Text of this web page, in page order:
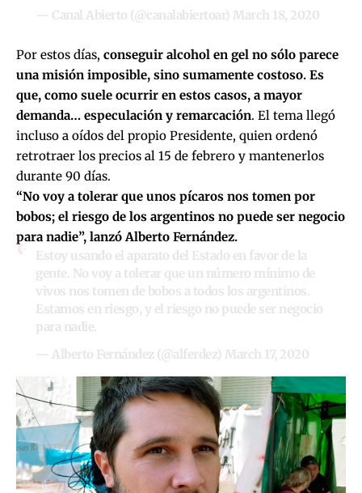
— Canal Abierto (@canalabiertoar) March 18, 2020
Por estos días, conseguir alcohol en gel no sólo parece
una misión imposible, sino sumamente costoso. Es
que, como suele ocurrir en estos casos, a mayor
demanda… especulación y remarcación. El tema llegó
incluso a oídos del propio Presidente, quien ordenó
retrotraer los precios al 15 de febrero y mantenerlos
durante 90 días.
“No voy a tolerar que unos pícaros nos tomen por
bobos; el riesgo de los argentinos no puede ser negocio
para nadie”, lanzó Alberto Fernández.
Estoy usando el aparato del Estado en favor de la
gente. No voy a tolerar que un número mínimo de
vivos nos tomen de bobos a todos los argentinos.
Estamos en riesgo, y el riesgo no puede ser negocio
para nadie.
— Alberto Fernández (@alferdez) March 17, 2020